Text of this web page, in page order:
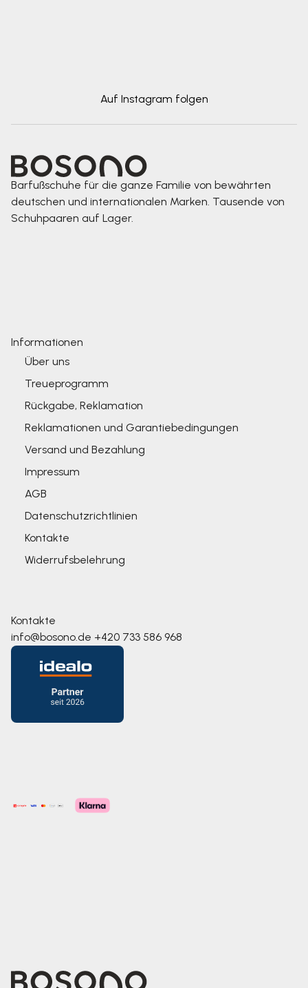
Auf Instagram folgen
Barfußschuhe für die ganze Familie von bewährten
deutschen und internationalen Marken. Tausende von
Schuhpaaren auf Lager.
Informationen
Über uns
Treueprogramm
Rückgabe, Reklamation
Reklamationen und Garantiebedingungen
Versand und Bezahlung
Impressum
AGB
Datenschutzrichtlinien
Kontakte
Widerrufsbelehrung
Kontakte
info@bosono.de +420 733 586 968